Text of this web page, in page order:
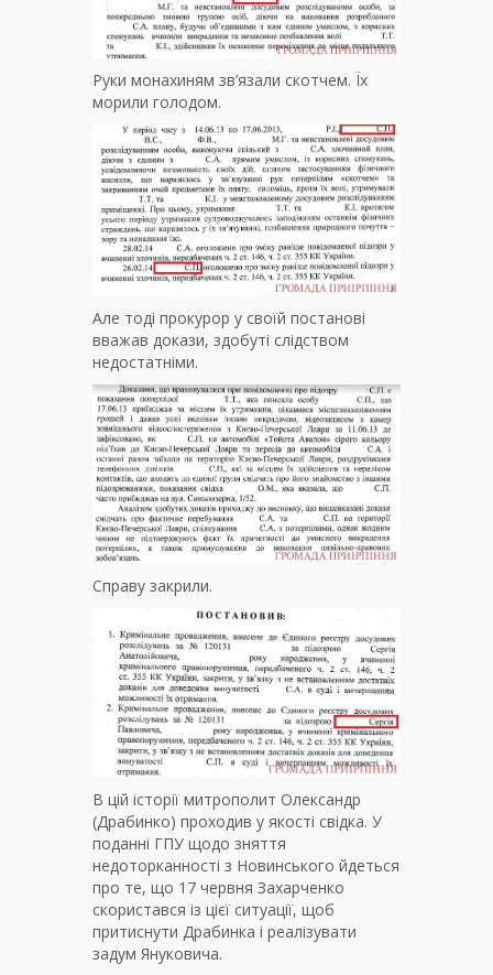
Руки монахиням зв’язали скотчем. Їх
морили голодом.
Але тоді прокурор у своїй постанові
вважав докази, здобуті слідством
недостатніми.
Справу закрили.
В цій історії митрополит Олександр
(Драбинко) проходив у якості свідка. У
поданні ГПУ щодо зняття
недоторканності з Новинського йдеться
про те, що 17 червня Захарченко
скористався із цієї ситуації, щоб
притиснути Драбинка і реалізувати
задум Януковича.